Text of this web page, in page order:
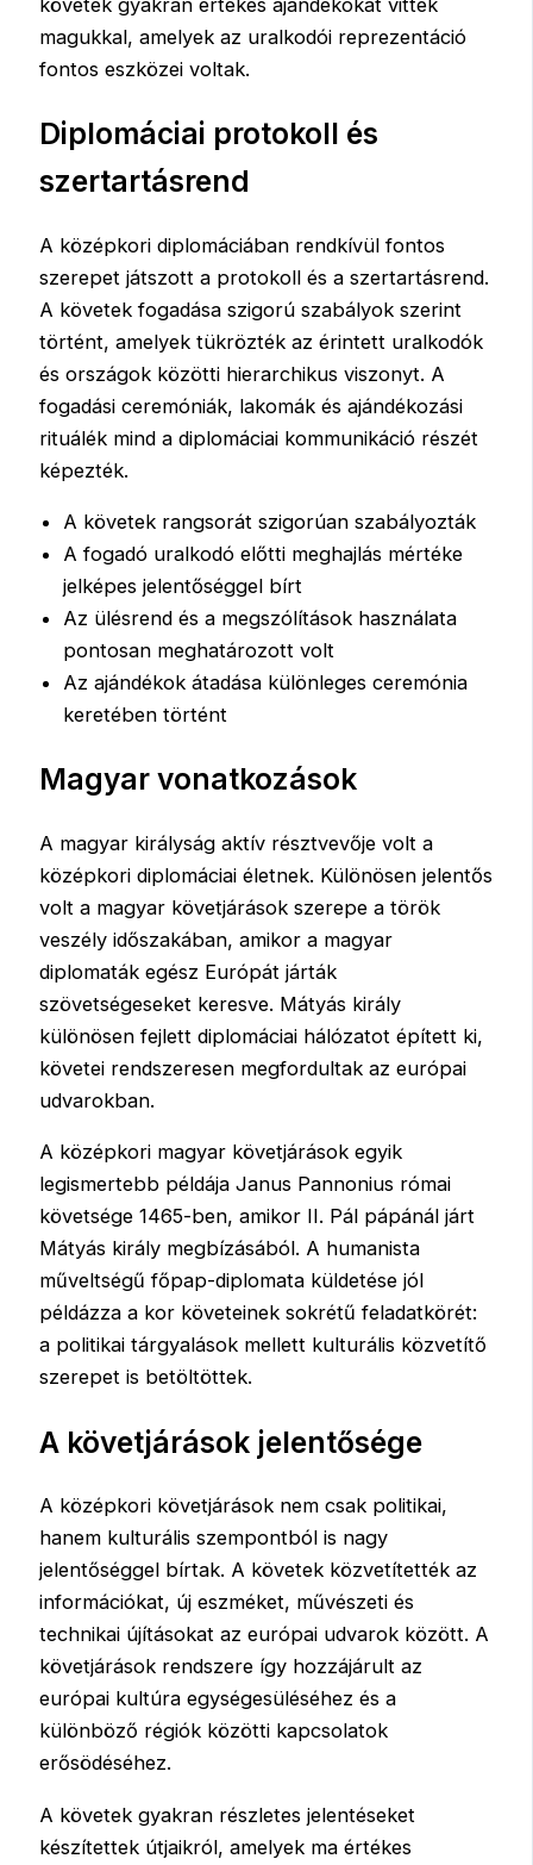
magukkal, amelyek az uralkodói reprezentáció
fontos eszközei voltak.
Diplomáciai protokoll és
szertartásrend
A középkori diplomáciában rendkívül fontos
szerepet játszott a protokoll és a szertartásrend.
A követek fogadása szigorú szabályok szerint
történt, amelyek tükrözték az érintett uralkodók
és országok közötti hierarchikus viszonyt. A
fogadási ceremóniák, lakomák és ajándékozási
rituálék mind a diplomáciai kommunikáció részét
képezték.
A követek rangsorát szigorúan szabályozták
A fogadó uralkodó előtti meghajlás mértéke
jelképes jelentőséggel bírt
Az ülésrend és a megszólítások használata
pontosan meghatározott volt
Az ajándékok átadása különleges ceremónia
keretében történt
Magyar vonatkozások
A magyar királyság aktív résztvevője volt a
középkori diplomáciai életnek. Különösen jelentős
volt a magyar követjárások szerepe a török
veszély időszakában, amikor a magyar
diplomaták egész Európát járták
szövetségeseket keresve. Mátyás király
különösen fejlett diplomáciai hálózatot épített ki,
követei rendszeresen megfordultak az európai
udvarokban.
A középkori magyar követjárások egyik
legismertebb példája Janus Pannonius római
követsége 1465-ben, amikor II. Pál pápánál járt
Mátyás király megbízásából. A humanista
műveltségű főpap-diplomata küldetése jól
példázza a kor követeinek sokrétű feladatkörét:
a politikai tárgyalások mellett kulturális közvetítő
szerepet is betöltöttek.
A követjárások jelentősége
A középkori követjárások nem csak politikai,
hanem kulturális szempontból is nagy
jelentőséggel bírtak. A követek közvetítették az
információkat, új eszméket, művészeti és
technikai újításokat az európai udvarok között. A
követjárások rendszere így hozzájárult az
európai kultúra egységesüléséhez és a
különböző régiók közötti kapcsolatok
erősödéséhez.
A követek gyakran részletes jelentéseket
készítettek útjaikról, amelyek ma értékes